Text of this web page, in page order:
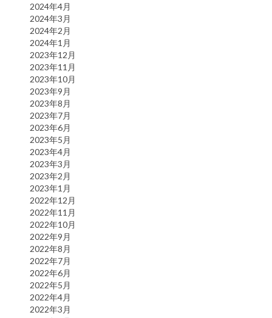
2024年4月
2024年3月
2024年2月
2024年1月
2023年12月
2023年11月
2023年10月
2023年9月
2023年8月
2023年7月
2023年6月
2023年5月
2023年4月
2023年3月
2023年2月
2023年1月
2022年12月
2022年11月
2022年10月
2022年9月
2022年8月
2022年7月
2022年6月
2022年5月
2022年4月
2022年3月